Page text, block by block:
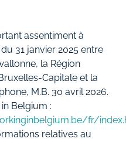
assentiment à
31 janvier 2025 entre
la Région
Capitale et la
M.B. 30 avril 2026.
Belgium :
fr/
relatives au